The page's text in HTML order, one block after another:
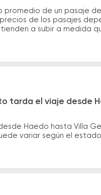
promedio de un pasaje
de los pasajes
a subir a medida
tarda el viaje desde
Haedo hasta Villa
variar según el